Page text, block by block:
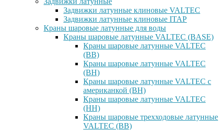
Задвижки латунные клиновые VALTEC
Задвижки латунные клиновые ITAP
Краны шаровые латунные для воды
Краны шаровые латунные VALTEC (BASE)
Краны шаровые латунные VALTEC
(ВВ)
Краны шаровые латунные VALTEC
(ВН)
Краны шаровые латунные VALTEC с
американкой (ВН)
Краны шаровые латунные VALTEC
(НН)
Краны шаровые трехходовые латунные
VALTEC (ВВ)